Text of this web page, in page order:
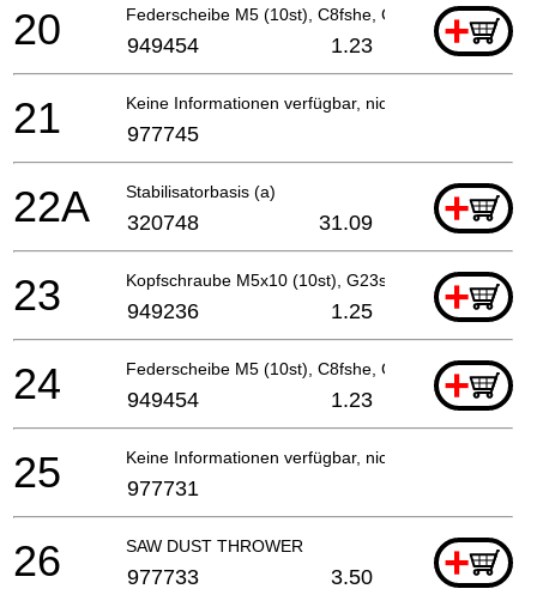
Federscheibe M5 (10st), C8fshe, C8fse +
20 949454 1.23
Keine Informationen verfügbar, nicht bestellbar
21 977745
Stabilisatorbasis (a) +
22A 320748 31.09
Kopfschraube M5x10 (10st), G23ss For Irl+
23 949236 1.25
Federscheibe M5 (10st), C8fshe, C8fse +
24 949454 1.23
Keine Informationen verfügbar, nicht bestellbar
25 977731
SAW DUST THROWER +
26 977733 3.50